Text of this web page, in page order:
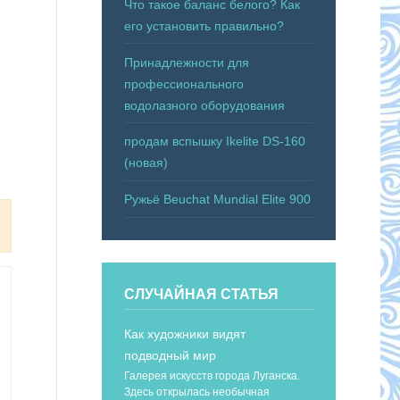
Что такое баланс белого? Как
его установить правильно?
Принадлежности для
профессионального
водолазного оборудования
продам вспышку Ikelite DS-160
(новая)
Ружьё Beuchat Mundial Elite 900
СЛУЧАЙНАЯ СТАТЬЯ
Как художники видят
подводный мир
Галерея искусств города Луганска.
Здесь открылась необычная